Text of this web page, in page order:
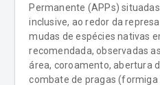
Permanente (APPs)
inclusive, ao redor da
mudas de espécies nativas
recomendada, observadas
área, coroamento, abertura
combate de pragas (formiga